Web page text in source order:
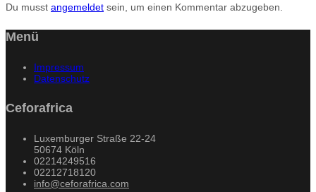
Du musst angemeldet sein, um einen Kommentar abzugeben.
Menü
Impressum
Datenschutz
Ceforafrica
Luxemburger Straße 22-24
50674 Köln
02214249516
02212718120
info@ceforafrica.com